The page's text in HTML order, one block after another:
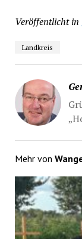
Veröffentlicht in
Landkreis
Mehr von